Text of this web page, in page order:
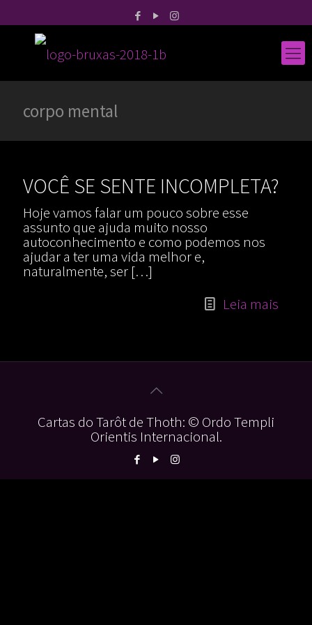
corpo mental
VOCÊ SE SENTE INCOMPLETA?
Hoje vamos falar um pouco sobre esse
assunto que ajuda muito nosso
autoconhecimento e como podemos nos
ajudar a ter uma vida melhor e,
naturalmente, ser […]
Leia mais
Cartas do Tarôt de Thoth: © Ordo Templi
Orientis Internacional.